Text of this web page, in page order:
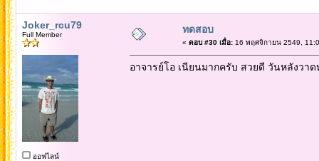
Joker_rcu79
Full Member
ออฟไลน์
ทดสอบ
« ตอบ #30 เมื่อ:16 พฤศจิกายน 2549,
อาจารย์โอ เนียนมากครับ สวยดี วันหลังวา